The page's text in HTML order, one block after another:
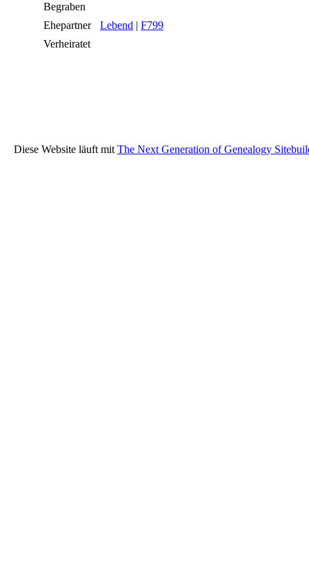
Begraben
Ehepartner
Lebend | F799
Verheiratet
Diese Website läuft mit The Next Generation of Genealogy